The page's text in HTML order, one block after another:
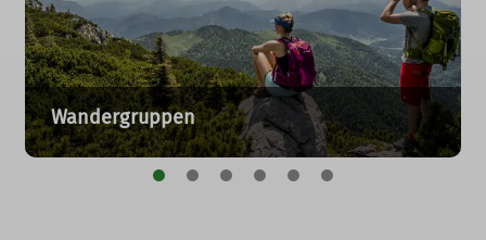
Wandergruppen